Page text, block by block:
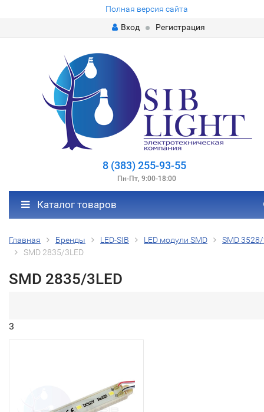
Полная версия сайта
Вход
Регистрация
8 (383) 255-93-55
Пн-Пт, 9:00-18:00
Каталог товаров
Главная Бренды LED-SIB LED модули SMD
SMD
SMD 2835/3LED
SMD 2835/3LED
3